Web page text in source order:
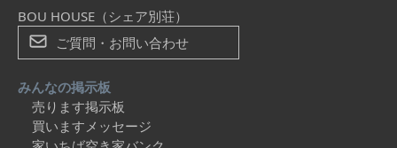
BOU HOUSE（シェア別荘）
ご質問・お問い合わせ
みんなの掲示板
売ります掲示板
買いますメッセージ